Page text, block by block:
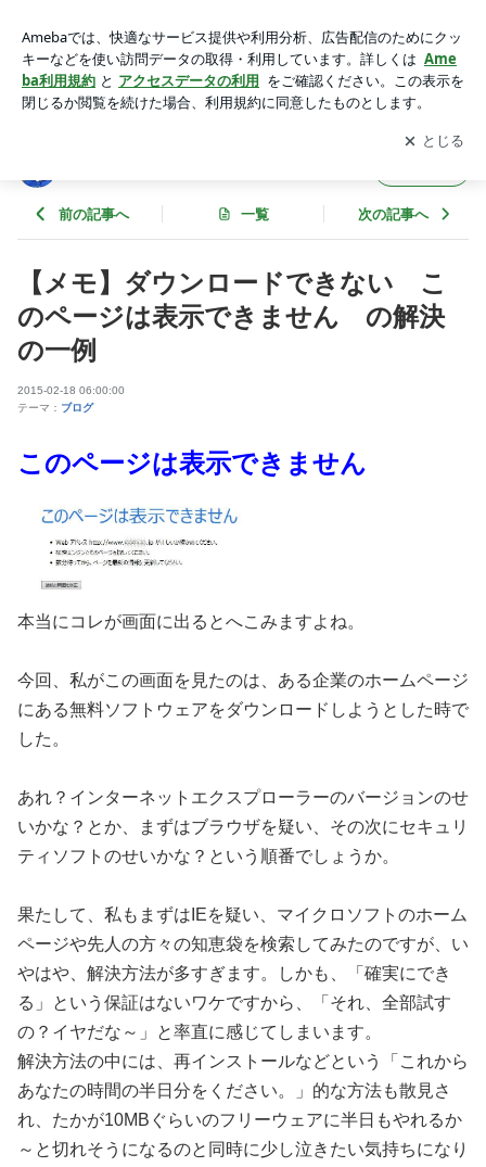
ん の解決の一例 | 東京スカイツリーファンクラブブログ
アプリをダウンロードして ブログの更新通知
を受け取りまし
ょう。
開く
前の記事へ 一覧 次の記事へ
【メモ】ダウンロードできない こ
のページは表示できません の解決
の一例
2015-02-18 06:00:00
テーマ： ブログ
このページは表示できません
本当にコレが画面に出るとへこみますよね。
今回、私がこの画面を見たのは、ある企業のホームページ
にある無料ソフトウェアをダウンロードしようとした時で
した。
あれ？インターネットエクスプローラーのバージョンのせ
いかな？とか、まずはブラウザを疑い、その次にセキュリ
ティソフトのせいかな？という順番でしょうか。
果たして、私もまずはIEを疑い、マイクロソフトのホーム
ページや先人の方々の知恵袋を検索してみたのですが、い
やはや、解決方法が多すぎます。しかも、「確実にでき
る」という保証はないワケですから、「それ、全部試す
の？イヤだな～」と率直に感じてしまいます。
解決方法の中には、再インストールなどという「これから
あなたの時間の半日分をください。」的な方法も散見さ
れ、たかが10MBぐらいのフリーウェアに半日もやれるか
～と切れそうになるのと同時に少し泣きたい気持ちになり